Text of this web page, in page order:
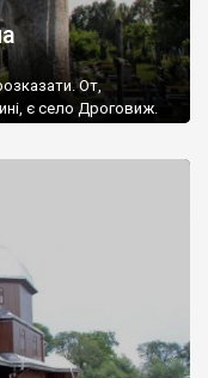
От,
є село Дроговиж.
здивували кам’яні
Православні, із […]